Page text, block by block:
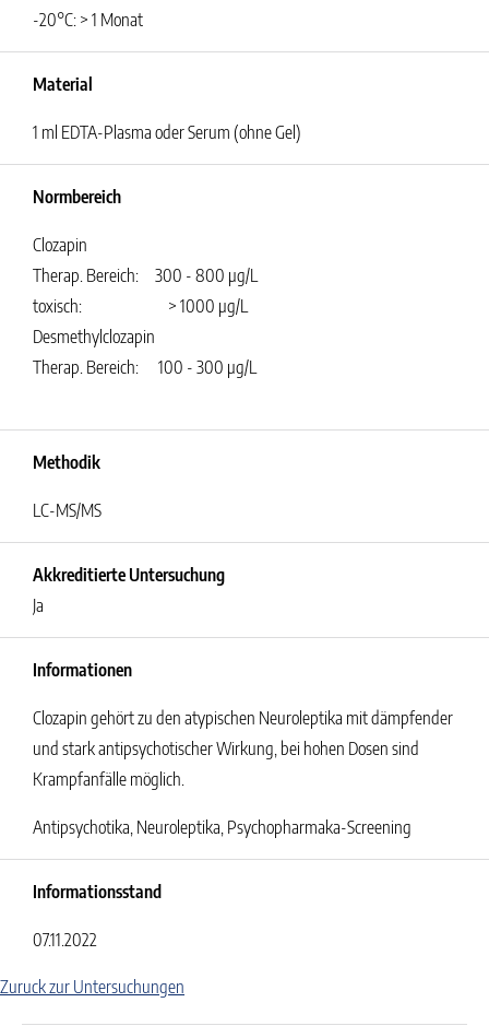
-20°C: > 1 Monat
Material
1 ml EDTA-Plasma oder Serum (ohne Gel)
Normbereich
Clozapin
Therap. Bereich:
300 - 800 µg/L
toxisch:
> 1000 µg/L
Desmethylclozapin
Therap. Bereich:
100 - 300 µg/L
Methodik
LC-MS/MS
Akkreditierte Untersuchung
Ja
Informationen
Clozapin gehört zu den atypischen Neuroleptika mit dämpfender
und stark antipsychotischer Wirkung, bei hohen Dosen sind
Krampfanfälle möglich.
Antipsychotika, Neuroleptika, Psychopharmaka-Screening
Informationsstand
07.11.2022
Zuruck zur Untersuchungen